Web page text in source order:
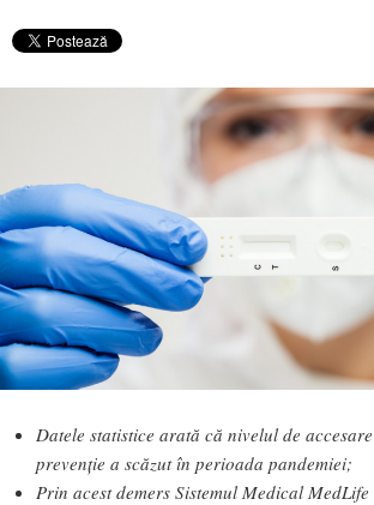
Datele statistice arată că nivelul de
prevenție a scăzut în perioada pandemiei;
Prin acest demers Sistemul Medical